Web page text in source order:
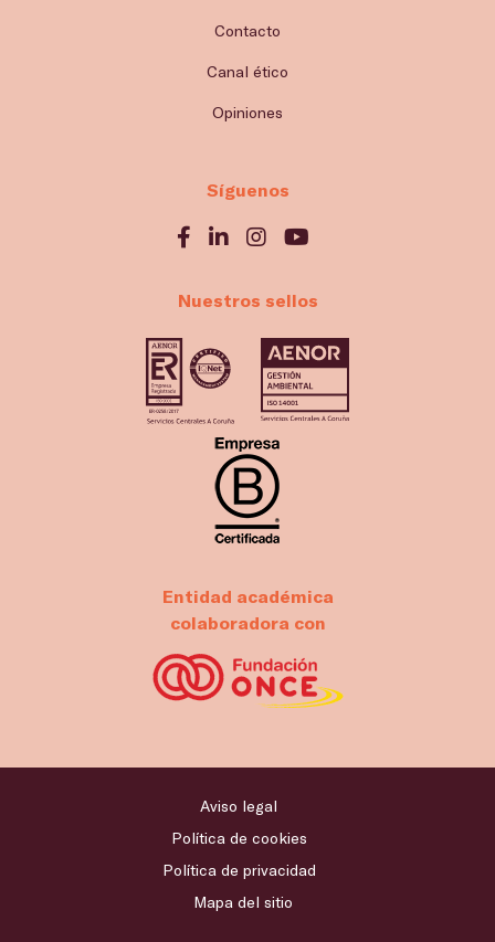
Contacto
Canal ético
Opiniones
Síguenos
Nuestros sellos
Entidad académica
colaboradora con
Aviso legal
Política de cookies
Política de privacidad
Mapa del sitio